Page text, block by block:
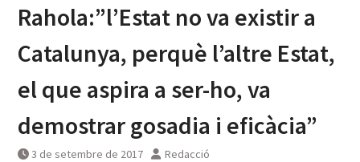
Rahola:”l’Estat no va existir a
Catalunya, perquè l’altre Estat,
el que aspira a ser-ho, va
demostrar gosadia i eficàcia”
3 de setembre de 2017 Redacció